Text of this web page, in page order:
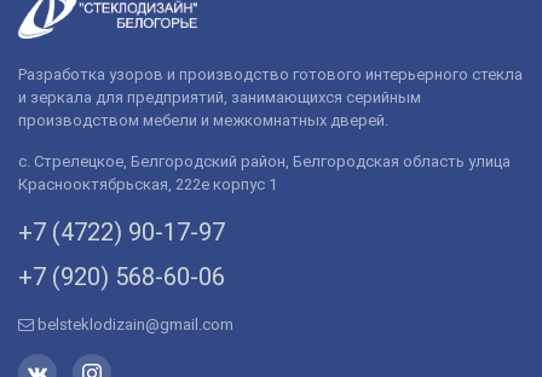
Разработка узоров и производство готового интерьерного стекла
и зеркала для предприятий, занимающихся серийным
производством мебели и межкомнатных дверей.
с. Стрелецкое, Белгородский район, Белгородская область улица
Краснооктябрьская, 222е корпус 1
+7 (4722) 90-­17-­97
+7 (920) 568­-60-06
belsteklodizain@gmail.com